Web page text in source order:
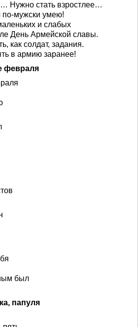
Нужно стать взростлее…
по-мужски умею!
и слабых
День Армейской славы.
как солдат, задания.
в армию заранее!
февраля
был
папуля